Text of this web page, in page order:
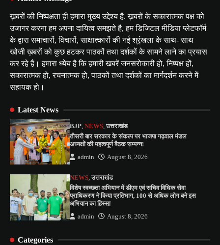
ख़बरों की निष्पक्षता ही हमारा मुख्य उद्देश्य है. ख़बरों के सकारात्मक पक्ष को
उजागर करना हम अपना दायित्व समझते है, हम डिजिटल मीडिया प्लेटफॉर्म
के द्वारा समाचारों, विचारों, साक्षात्कारों की नई श्रृंखला के साथ- साथ
खोजी ख़बरों को कुछ हटकर पाठकों तथा दर्शकों के सामने लाने का प्रयास
कर रहे है। हमारा ध्येय है कि हमारी खबरें जनसरोकारी हो, निष्पक्ष हों,
सकारात्मक हो, रचनात्मक हो, पाठकों तथा दर्शकों का मार्गदर्शन करने में
सहायक हो।
Latest News
BJP,NEWS,उत्तराखंड
तीसरी बार सरकार के संकल्प पर भाजपा गढ़वाल मंडल
अध्यक्षों की महत्वपूर्ण बैठक सम्पन्न!
admin August 8, 2026
NEWS,उत्तराखंड
विशेष स्वच्छता अभियान में डीएम एवं सचिव विधिक सेवा
प्राधिकरण ने किया प्रतिभाग, 100 से अधिक लोग बने इस
अभियान का हिस्सा
admin August 8, 2026
Categories